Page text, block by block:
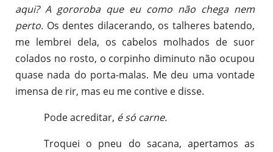
aqui? A gororoba que eu como não chega nem
perto. Os dentes dilacerando, os talheres batendo,
me lembrei dela, os cabelos molhados de suor
colados no rosto, o corpinho diminuto não ocupou
quase nada do porta-malas. Me deu uma vontade
imensa de rir, mas eu me contive e disse.
Pode acreditar, é só carne.
Troquei o pneu do sacana, apertamos as